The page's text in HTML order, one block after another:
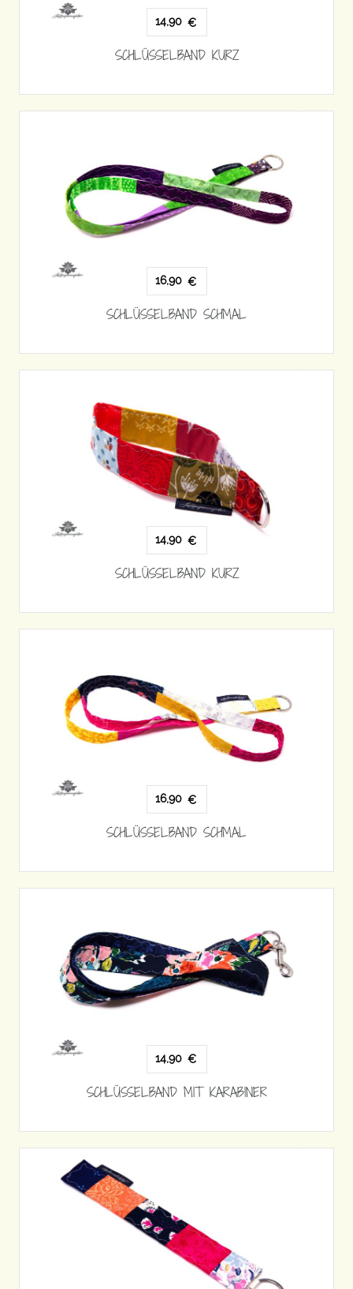
14,90 €
SCHLÜSSELBAND KURZ
16,90 €
SCHLÜSSELBAND SCHMAL
14,90 €
SCHLÜSSELBAND KURZ
16,90 €
SCHLÜSSELBAND SCHMAL
14,90 €
SCHLÜSSELBAND MIT KARABINER